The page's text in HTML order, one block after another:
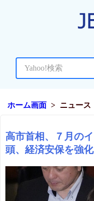
ホーム画面 ニュース
高市首相、７月の
頭、経済安保を強化